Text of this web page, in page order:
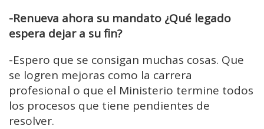
-Renueva ahora su mandato ¿Qué legado
espera dejar a su fin?
-Espero que se consigan muchas cosas. Que
se logren mejoras como la carrera
profesional o que el Ministerio termine todos
los procesos que tiene pendientes de
resolver.